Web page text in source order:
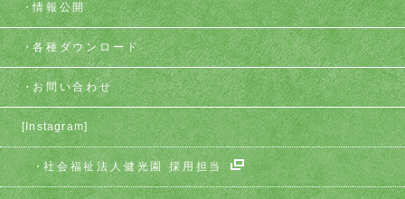
情報公開
各種ダウンロード
お問い合わせ
[Instagram]
社会福祉法人健光園 採用担当